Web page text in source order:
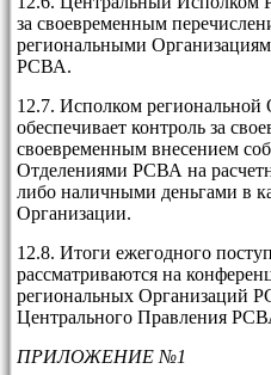
за своевременным
региональными
РСВА.
12.7. Исполком
обеспечивает контроль за
своевременным внесением
Отделениями РСВА на
либо наличными деньгами в
Организации.
12.8. Итоги ежегодного
рассматриваются на
региональных Организаций
Центрального Правления
ПРИЛОЖЕНИЕ №1